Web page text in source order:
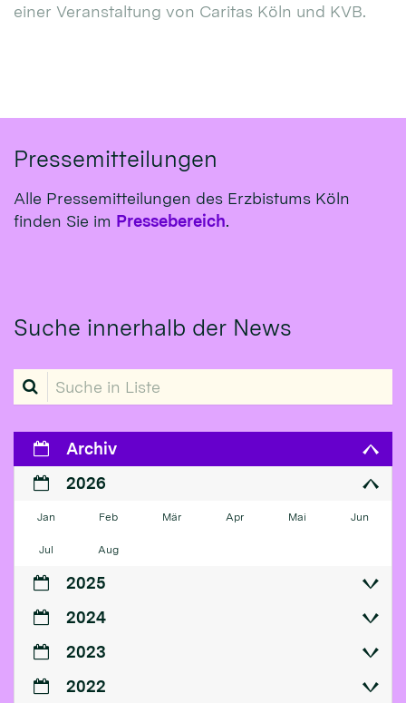
einer Veranstaltung von Caritas Köln und KVB.
Pressemitteilungen
Alle Pressemitteilungen des Erzbistums Köln
finden Sie im Pressebereich.
Suche innerhalb der News
Suche in Liste
Archiv
2026
Jan Feb Mär Apr Mai Jun
Jul Aug
2025
2024
2023
2022